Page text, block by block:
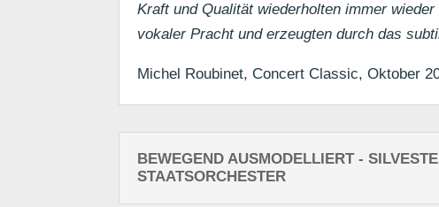
Kraft und Qualität wiederholten immer
vokaler Pracht und erzeugten durch das
Michel Roubinet, Concert Classic, Oktober
BEWEGEND AUSMODELLIERT -
STAATSORCHESTER